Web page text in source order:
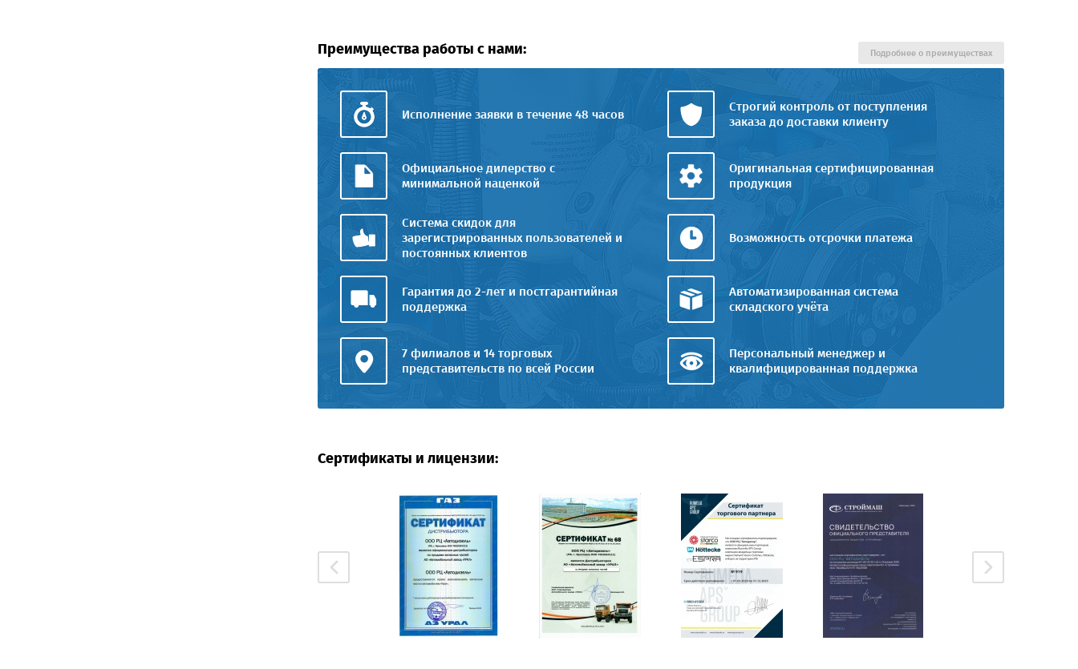
Преимущества работы с нами:
Исполнение заявки в течение 48 часов
Строгий контроль от поступления
заказа до доставки клиенту
Официальное дилерство с
минимальной наценкой
Оригинальная сертифицированная
продукция
Система скидок для
зарегистрированных пользователей и
постоянных клиентов
Возможность отсрочки платежа
Гарантия до 2-лет и постгарантийная
поддержка
Автоматизированная система
складского учёта
7 филиалов и 14 торговых
представительств по всей России
Персональный менеджер и
квалифицированная поддержка
Подробнее о преимуществах
Сертификаты и лицензии: